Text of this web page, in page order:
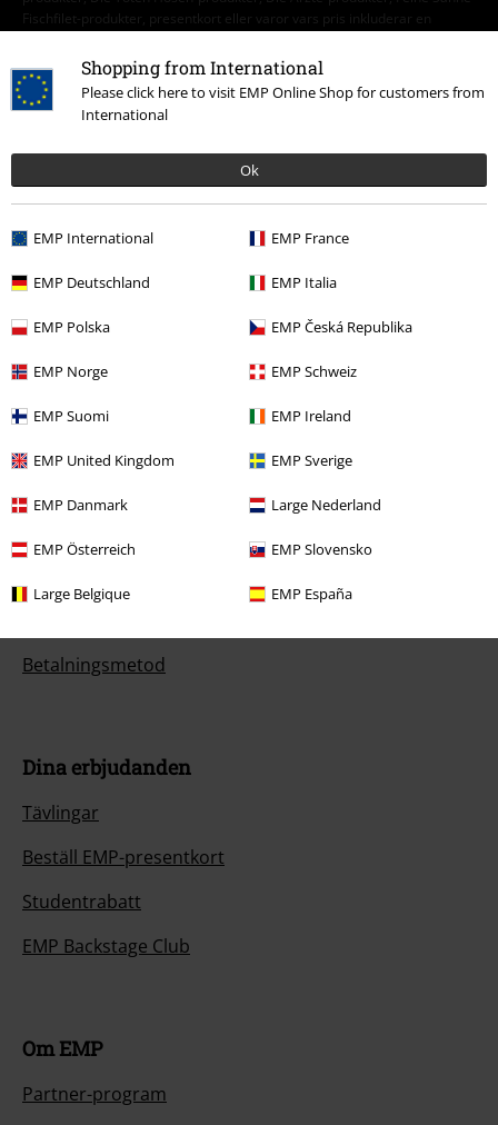
Shopping from International
Please click here to visit EMP Online Shop for customers from
International
Ok
EMP International EMP France
EMP Deutschland EMP Italia
EMP Polska EMP Česká Republika
EMP Norge EMP Schweiz
EMP Suomi EMP Ireland
EMP United Kingdom EMP Sverige
EMP Danmark Large Nederland
EMP Österreich EMP Slovensko
Large Belgique EMP España
Fischfilet-produkter, presentkort eller varor vars pris inkluderar en
Vår kundtjänst är här för dig
Vår kundtjänst är öppen idag mellan 09:00 -16:00. (Lunchstängt 12:00
- 13:00).
Starta chatt.
Betalningsmetod
Dina erbjudanden
Tävlingar
Beställ EMP-presentkort
Studentrabatt
EMP Backstage Club
Om EMP
Partner-program